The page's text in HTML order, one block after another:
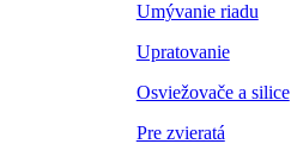
Umývanie riadu
Upratovanie
Osviežovače a silice
Pre zvieratá